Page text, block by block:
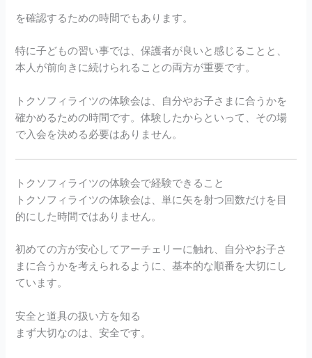
を確認するための時間でもあります。
特に子どもの習い事では、保護者が良いと感じることと、
本人が前向きに続けられることの両方が重要です。
トクソフィライツの体験会は、自分やお子さまに合うかを
確かめるための時間です。体験したからといって、その場
で入会を決める必要はありません。
トクソフィライツの体験会で経験できること
トクソフィライツの体験会は、単に矢を射つ回数だけを目
的にした時間ではありません。
初めての方が安心してアーチェリーに触れ、自分やお子さ
まに合うかを考えられるように、基本的な順番を大切にし
ています。
安全と道具の扱い方を知る
まず大切なのは、安全です。